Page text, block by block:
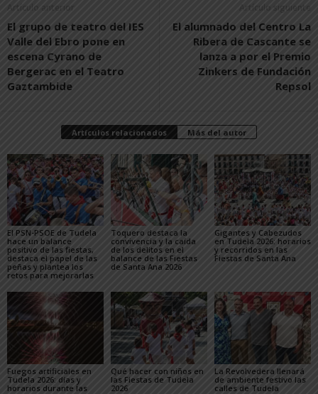
Artículo anterior
El grupo de teatro del IES
Valle del Ebro pone en
escena Cyrano de
Bergerac en el Teatro
Gaztambide
Artículo siguiente
El alumnado del Centro La
Ribera de Cascante se
lanza a por el Premio
Zinkers de Fundación
Repsol
Artículos relacionados Más del autor
El PSN-PSOE de Tudela
hace un balance
positivo de las fiestas,
destaca el papel de las
peñas y plantea los
retos para mejorarlas
Toquero destaca la
convivencia y la caída
de los delitos en el
balance de las Fiestas
de Santa Ana 2026
Gigantes y Cabezudos
en Tudela 2026: horarios
y recorridos en las
Fiestas de Santa Ana
Fuegos artificiales en
Tudela 2026: días y
horarios durante las
Qué hacer con niños en
las Fiestas de Tudela
2026
La Revolvedera llenará
de ambiente festivo las
calles de Tudela